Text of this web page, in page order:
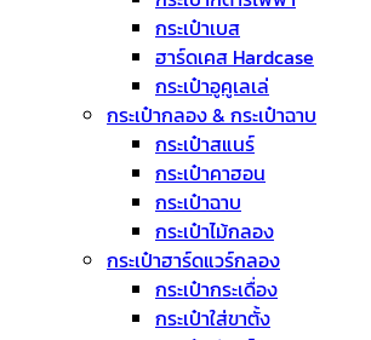
กระเป๋าเบส
ฮาร์ดเคส Hardcase
กระเป๋าอูคูเลเล่
กระเป๋ากลอง & กระเป๋าฉาบ
กระเป๋าสแนร์
กระเป๋าคาฮอน
กระเป๋าฉาบ
กระเป๋าไม้กลอง
กระเป๋าฮาร์ดแวร์กลอง
กระเป๋ากระเดื่อง
กระเป๋าใส่ขาตั้ง